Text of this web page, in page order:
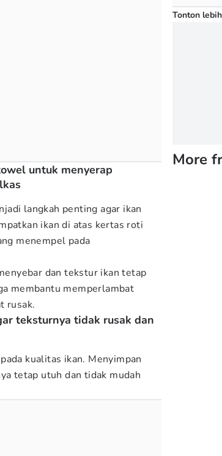
untuk menyerap
langkah penting agar ikan
ikan di atas kertas roti
menempel pada
dan tekstur ikan tetap
membantu memperlambat
rusak.
teksturnya tidak rusak dan
kualitas ikan. Menyimpan
tetap utuh dan tidak mudah
Tonton
More